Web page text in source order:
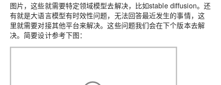
图片，这些就需要特定领域模型去解决，比如stable diffusion。还
有就是大语言模型有时效性问题，无法回答最近发生的事情，这
里就需要对接其他平台来解决。这些问题我们会在下个版本去解
决。简要设计参考下图：